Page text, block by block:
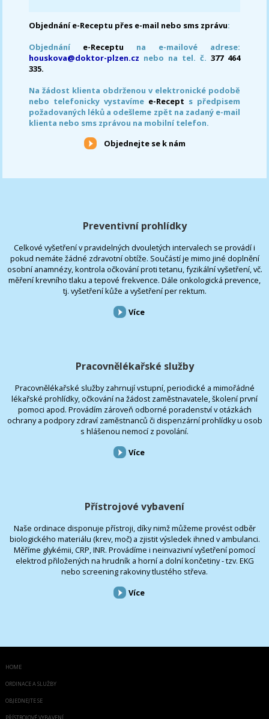
Objednání e-Receptu přes e-mail nebo sms zprávu:
Objednání e-Receptu na e-mailové adrese:
houskova@doktor-plzen.cz nebo na tel. č. 377 464
335.
Na žádost klienta obdrženou v elektronické podobě
nebo telefonicky vystavíme e-Recept s předpisem
požadovaných léků a odešleme zpět na zadaný e-mail
klienta nebo sms zprávou na mobilní telefon.
Objednejte se k nám
Preventivní prohlídky
Celkové vyšetření v pravidelných dvouletých intervalech se provádí i
pokud nemáte žádné zdravotní obtíže. Součástí je mimo jiné doplnění
osobní anamnézy, kontrola očkování proti tetanu, fyzikální vyšetření, vč.
měření krevního tlaku a tepové frekvence. Dále onkologická prevence,
tj. vyšetření kůže a vyšetření per rektum.
Více
Pracovnělékařské služby
Pracovnělékařské služby zahrnují vstupní, periodické a mimořádné
lékařské prohlídky, očkování na žádost zaměstnavatele, školení první
pomoci apod. Provádím zároveň odborné poradenství v otázkách
ochrany a podpory zdraví zaměstnanců či dispenzární prohlídky u osob
s hlášenou nemocí z povolání.
Více
Přístrojové vybavení
Naše ordinace disponuje přístroji, díky nimž můžeme provést odběr
biologického materiálu (krev, moč) a zjistit výsledek ihned v ambulanci.
Měříme glykémii, CRP, INR. Provádíme i neinvazivní vyšetření pomocí
elektrod přiložených na hrudník a horní a dolní končetiny - tzv. EKG
nebo screening rakoviny tlustého střeva.
Více
HOME
ORDINACE A SLUŽBY
OBJEDNEJTE SE
PŘÍSTROJOVÉ VYBAVENÍ